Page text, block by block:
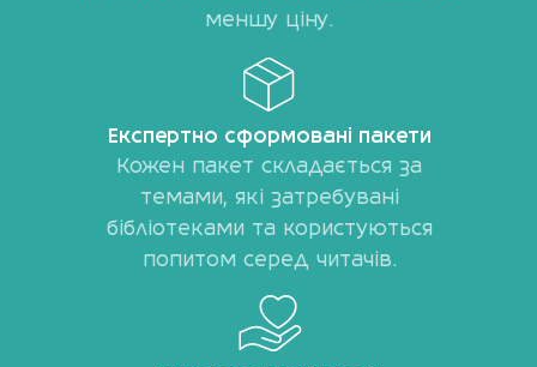
меншу ціну.
Експертно сформовані пакети
Кожен пакет складається за
темами, які затребувані
бібліотеками та користуються
попитом серед читачів.